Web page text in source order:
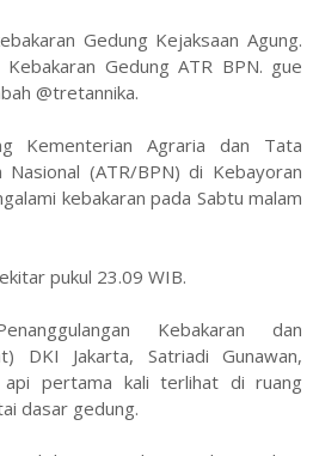
Gedung Kejaksaan Agung.
Gedung ATR BPN. gue
@tretannika.
Kementerian Agraria dan Tata
Nasional (ATR/BPN) di Kebayoran
kebakaran pada Sabtu malam
pukul 23.09 WIB.
Kebakaran dan
DKI Jakarta, Satriadi Gunawan,
api pertama kali terlihat di ruang
dasar gedung.